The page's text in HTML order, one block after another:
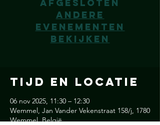
afgesloten
Andere
evenementen
bekijken
Tijd en locatie
06 nov 2025, 11:30 – 12:30
Wemmel, Jan Vander Vekenstraat 158/j, 1780
Wemmel, België